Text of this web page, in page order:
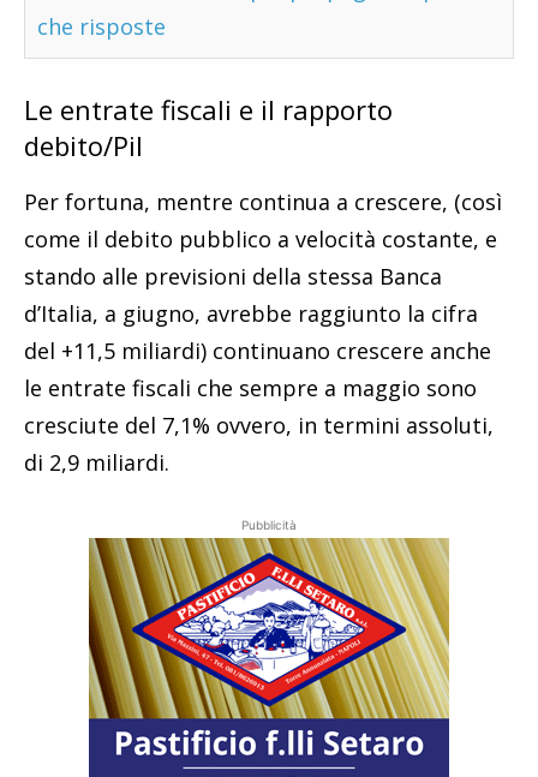
che risposte
Le entrate fiscali e il rapporto
debito/Pil
Per fortuna, mentre continua a crescere, (così
come il debito pubblico a velocità costante, e
stando alle previsioni della stessa Banca
d’Italia, a giugno, avrebbe raggiunto la cifra
del +11,5 miliardi) continuano crescere anche
le entrate fiscali che sempre a maggio sono
cresciute del 7,1% ovvero, in termini assoluti,
di 2,9 miliardi.
Pubblicità